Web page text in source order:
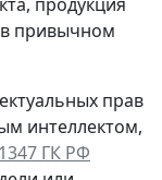
привычном
прав
интеллектом,
ГК РФ